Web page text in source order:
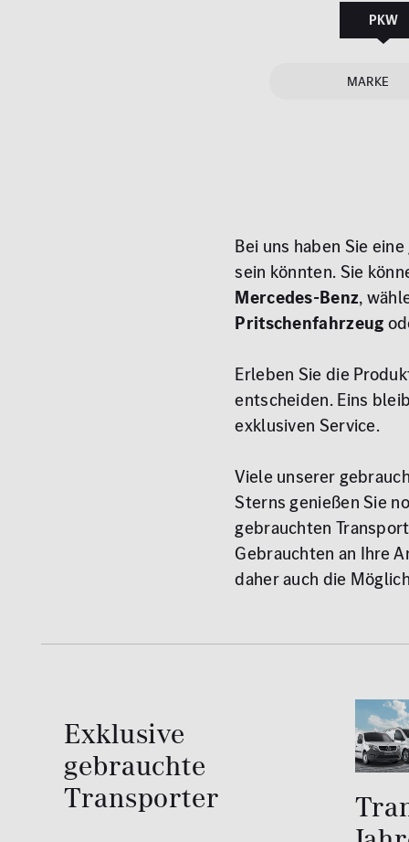
PKW
MARKE
Bei uns haben Sie
sein könnten. Sie
Mercedes-Benz,
Pritschenfahrzeug
Erleben Sie die
entscheiden. Eins
exklusiven Service.
Viele unserer
Sterns genießen Sie
gebrauchten
Gebrauchten an Ihre
daher auch die
Exklusive
gebrauchte
Transporter